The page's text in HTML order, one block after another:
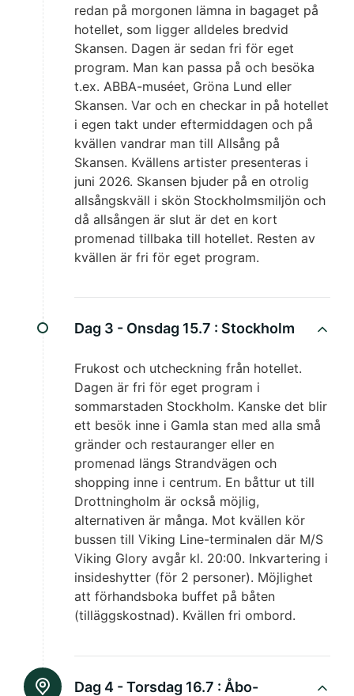
redan på morgonen lämna in bagaget på
hotellet, som ligger alldeles bredvid
Skansen. Dagen är sedan fri för eget
program. Man kan passa på och besöka
t.ex. ABBA-muséet, Gröna Lund eller
Skansen. Var och en checkar in på hotellet
i egen takt under eftermiddagen och på
kvällen vandrar man till Allsång på
Skansen. Kvällens artister presenteras i
juni 2026. Skansen bjuder på en otrolig
allsångskväll i skön Stockholmsmiljön och
då allsången är slut är det en kort
promenad tillbaka till hotellet. Resten av
kvällen är fri för eget program.
Dag 3 - Onsdag 15.7 : Stockholm
Frukost och utcheckning från hotellet.
Dagen är fri för eget program i
sommarstaden Stockholm. Kanske det blir
ett besök inne i Gamla stan med alla små
gränder och restauranger eller en
promenad längs Strandvägen och
shopping inne i centrum. En båttur ut till
Drottningholm är också möjlig,
alternativen är många. Mot kvällen kör
bussen till Viking Line-terminalen där M/S
Viking Glory avgår kl. 20:00. Inkvartering i
insideshytter (för 2 personer). Möjlighet
att förhandsboka buffet på båten
(tilläggskostnad). Kvällen fri ombord.
Dag 4 - Torsdag 16.7 : Åbo-